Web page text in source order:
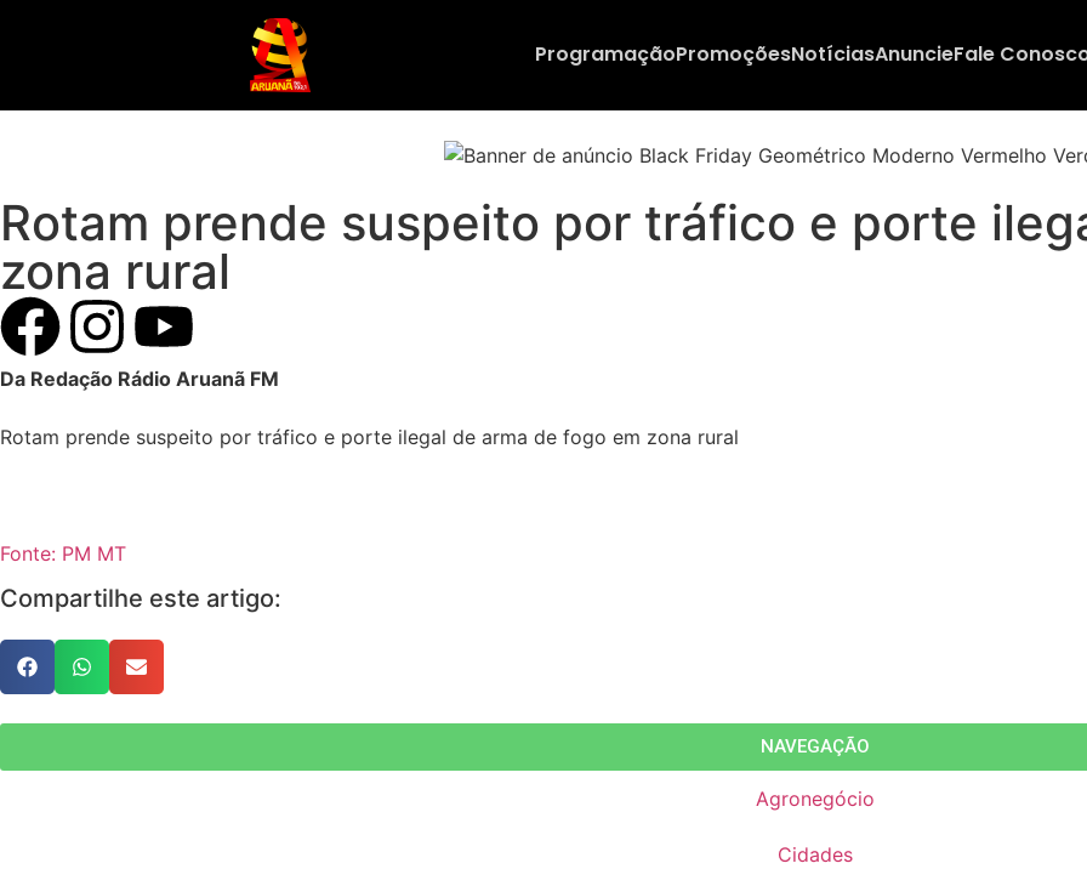
ProgramaçãoPromoçõesNotíciasAnuncieFale
Rotam prende suspeito por tráfico e porte
zona rural
Da Redação Rádio Aruanã FM
Rotam prende suspeito por tráfico e porte ilegal de arma de fogo em zona rural
Fonte: PM MT
Compartilhe este artigo:
NAVEGAÇÃO
Agronegócio
Cidades